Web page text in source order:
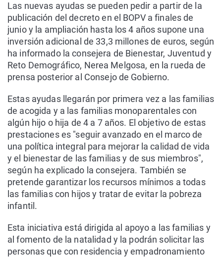
Las nuevas ayudas se pueden pedir a partir de la
publicación del decreto en el BOPV a finales de
junio y la ampliación hasta los 4 años supone una
inversión adicional de 33,3 millones de euros, según
ha informado la consejera de Bienestar, Juventud y
Reto Demográfico, Nerea Melgosa, en la rueda de
prensa posterior al Consejo de Gobierno.
Estas ayudas llegarán por primera vez a las familias
de acogida y a las familias monoparentales con
algún hijo o hija de 4 a 7 años. El objetivo de estas
prestaciones es "seguir avanzado en el marco de
una política integral para mejorar la calidad de vida
y el bienestar de las familias y de sus miembros",
según ha explicado la consejera. También se
pretende garantizar los recursos mínimos a todas
las familias con hijos y tratar de evitar la pobreza
infantil.
Esta iniciativa está dirigida al apoyo a las familias y
al fomento de la natalidad y la podrán solicitar las
personas que con residencia y empadronamiento